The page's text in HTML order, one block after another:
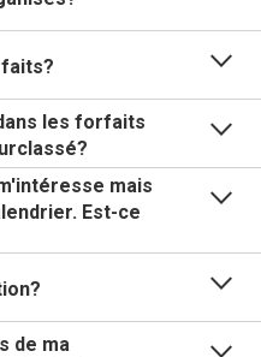
les forfaits
mais
Est-ce
de ma